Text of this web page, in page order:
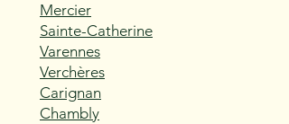
Mercier
Sainte-Catherine
Varennes
Verchères
Carignan
Chambly